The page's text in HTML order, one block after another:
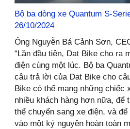
Bộ ba dòng xe Quantum S-
26/10/2024
Ông Nguyễn Bá Cảnh Sơn,
“Lần đầu tiên, Dat Bike cho ra
điện cùng một lúc. Bộ ba
câu trả lời của Dat Bike cho
Bike có thể mang những chiếc
nhiều khách hàng hơn nữa, để
thể chuyển sang xe điện, và
vào một kỷ nguyên hoàn toàn